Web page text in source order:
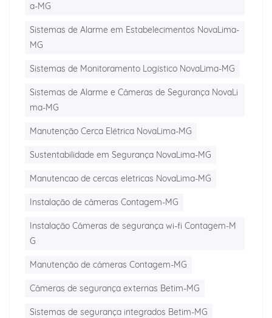
a-MG
Sistemas de Alarme em Estabelecimentos NovaLima-
MG
Sistemas de Monitoramento Logístico NovaLima-MG
Sistemas de Alarme e Câmeras de Segurança NovaLi
ma-MG
Manutenção Cerca Elétrica NovaLima-MG
Sustentabilidade em Segurança NovaLima-MG
Manutencao de cercas eletricas NovaLima-MG
Instalação de câmeras Contagem-MG
Instalação Câmeras de segurança wi-fi Contagem-M
G
Manutenção de câmeras Contagem-MG
Câmeras de segurança externas Betim-MG
Sistemas de segurança integrados Betim-MG